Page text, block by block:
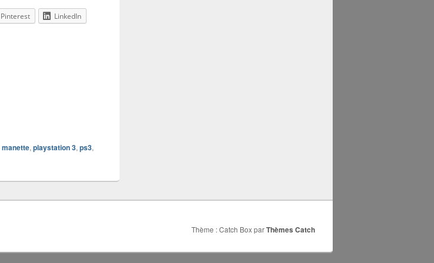
Pinterest
LinkedIn
manette, playstation 3, ps3,
Thème : Catch Box parThèmes Catch